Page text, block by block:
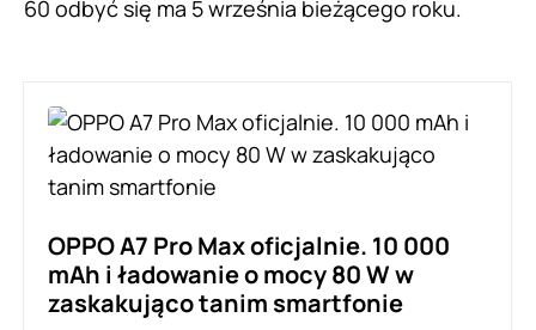
60 odbyć się ma 5 września bieżącego roku.
OPPO A7 Pro Max oficjalnie. 10 000
mAh i ładowanie o mocy 80 W w
zaskakująco tanim smartfonie